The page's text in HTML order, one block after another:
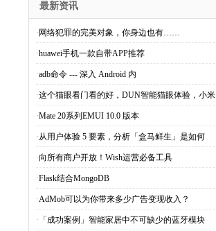
最新资讯
· 网络犯罪的完美对象，你身边也有……
·huawei手机一款自带APP推荐
·adb命令 --- 深入 Android 内
·这个猫眼看门看的好，DUN智能猫眼体验，小米
·Mate 20系列EMUI 10.0 版本
·从用户体验 5 要素，分析「盒马鲜生」是如何
·向所有商户开放！Wish运营必备工具
·Flask结合MongoDB
·AdMob可以为你带来多少广告变现收入？
· 「成功案例」智能家居中不可缺少的蓝牙模块